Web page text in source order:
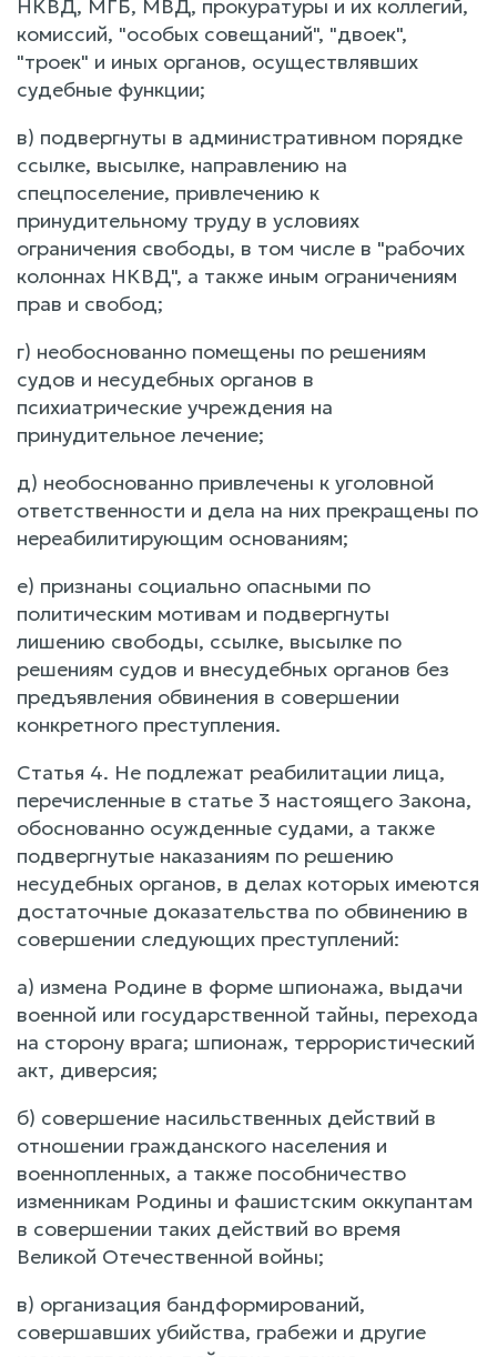
НКВД, МГБ, МВД, прокуратуры и их коллегий,
комиссий, "особых совещаний", "двоек",
"троек" и иных органов, осуществлявших
судебные функции;
в) подвергнуты в административном порядке
ссылке, высылке, направлению на
спецпоселение, привлечению к
принудительному труду в условиях
ограничения свободы, в том числе в "рабочих
колоннах НКВД", а также иным ограничениям
прав и свобод;
г) необоснованно помещены по решениям
судов и несудебных органов в
психиатрические учреждения на
принудительное лечение;
д) необоснованно привлечены к уголовной
ответственности и дела на них прекращены по
нереабилитирующим основаниям;
е) признаны социально опасными по
политическим мотивам и подвергнуты
лишению свободы, ссылке, высылке по
решениям судов и внесудебных органов без
предъявления обвинения в совершении
конкретного преступления.
Статья 4. Не подлежат реабилитации лица,
перечисленные в статье 3 настоящего Закона,
обоснованно осужденные судами, а также
подвергнутые наказаниям по решению
несудебных органов, в делах которых имеются
достаточные доказательства по обвинению в
совершении следующих преступлений:
а) измена Родине в форме шпионажа, выдачи
военной или государственной тайны, перехода
на сторону врага; шпионаж, террористический
акт, диверсия;
б) совершение насильственных действий в
отношении гражданского населения и
военнопленных, а также пособничество
изменникам Родины и фашистским оккупантам
в совершении таких действий во время
Великой Отечественной войны;
в) организация бандформирований,
совершавших убийства, грабежи и другие